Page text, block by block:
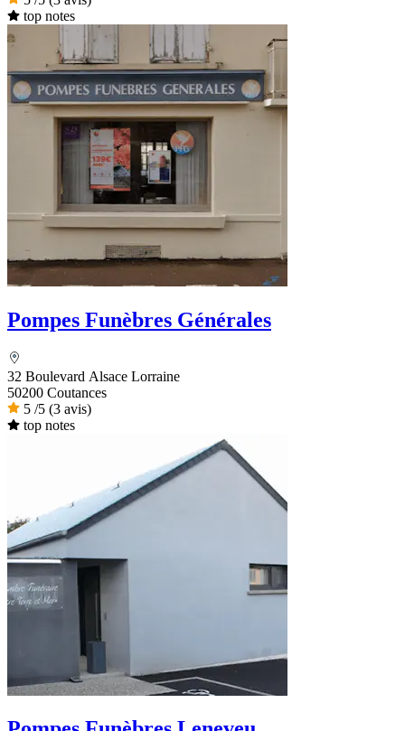
top notes
Pompes Funèbres Générales
32 Boulevard Alsace Lorraine
50200 Coutances
5 /5 (3 avis)
top notes